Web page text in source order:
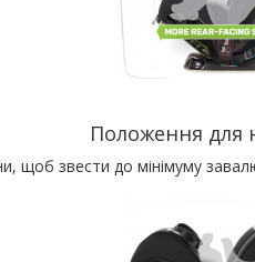
Положення для
щоб звести до мінімуму